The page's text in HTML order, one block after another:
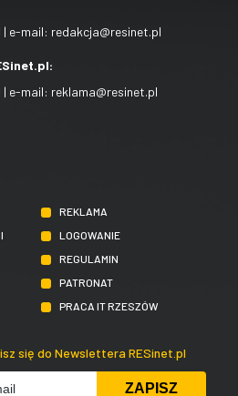
| e-mail: redakcja@resinet.pl
| e-mail: reklama@resinet.pl
REKLAMA
LOGOWANIE
REGULAMIN
PATRONAT
PRACA IT RZESZÓW
się do Newslettera RESinet.pl